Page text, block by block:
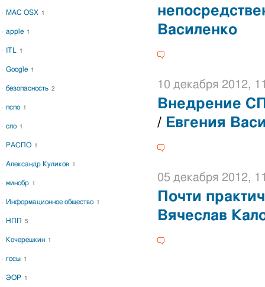
Василенко
10 декабря 2012,
Внедрение
/ Евгения
05 декабря 2012,
Почти
Вячеслав
MAC OSX 1
apple 1
ITL 1
Google 1
безопасность 2
пспо 1
спо 1
РАСПО 1
Александр Куликов 1
минобр 1
Информационное общество 1
НПП 5
Кочерешкин 1
госы 1
ЭОР 1